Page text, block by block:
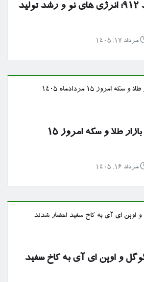
گزارش خط رند ۹۱۲؛ انرژی های نو و رشد تولید
مرداد ۱۷, ۱۴۰۵
قیمت بازگشایی بازار طلا و سکه امروز ۱۵
مرداد ۱۶, ۱۴۰۵
گوگل و اوپن ای آی به کاخ سفید